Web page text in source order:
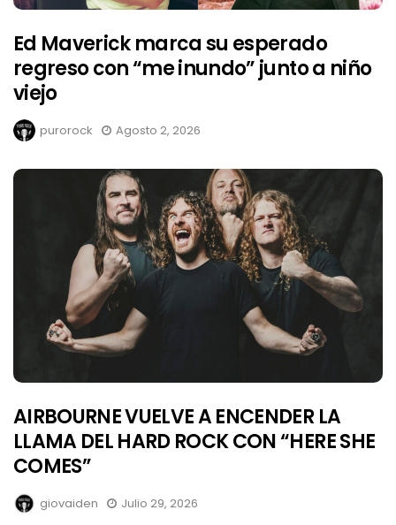
Ed Maverick marca su esperado
regreso con “me inundo” junto a niño
viejo
purorock Agosto 2, 2026
AIRBOURNE VUELVE A ENCENDER LA
LLAMA DEL HARD ROCK CON “HERE SHE
COMES”
giovaiden Julio 29, 2026